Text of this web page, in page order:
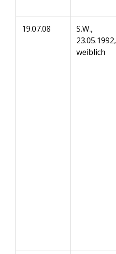
19.07.08
S.W.,
23.05.1992,
weiblich